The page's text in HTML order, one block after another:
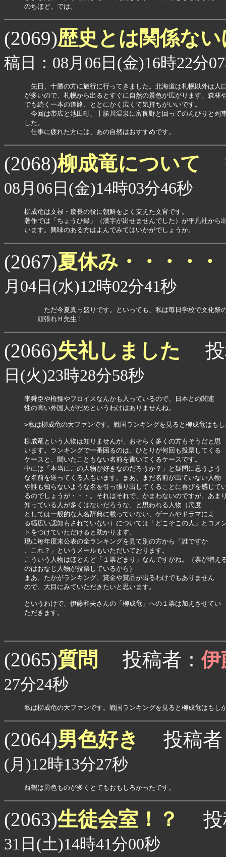
のちほど。では。
(2069)歴史とは関係な
稿日：08月06日(金)16時22分
先日、十勝の方に旅行に行ってきました。北海道は札幌以外は人
が多いので、札幌から出るとすぐに自然の景色が広がります。森林
でも続く一本の道路、ととにかく広くて気持ちがいいです。
今回は帯広と池田町、十勝川温泉に富良野と回ってのんびりと列
した。
仕事に疲れた方には、あの自然はおすすめです。
(2068)柳成竜について
08月06日(金)14時03分46秒
柳成竜は文禄・慶長の役に朝鮮をよく支えた文官です。
著作では「ちょうひ録」（漢字が出せませんでした）が平凡社から
います。興味のある方はよんでみてはいかがでしょうか。
(2067)夏休み・・・・
月04日(水)12時02分41秒
ただ今夏真っ盛りです。といっても、私は毎日学校で文化祭の
頑張れＨ先生！
(2066)失礼しました 投
日(火)23時28分58秒
李舜臣や権慄やフロイスなんかも入っているので、日本との関連
性の高い外国人がだめというわけはありませんね。
>私は柳成竜の大ファンです。戦国ランキングを見ると柳成竜はも
柳成竜という人物は知りませんが、おそらく多くの方もそうだと思
います。ランキングで一番困るのは、ひとりが何回も投票してくる
ケースと、聞いたこともない名前を書いてくるケースです。
中には「本当にこの人物が好きなのだろうか？」と疑問に思うよう
な名前を送ってくる人もいます。まあ、まだ名前が出ていない人物
や誰も知らないような名を引っ張り出してくることに喜びを感じて
るのでしょうが・・・。それはそれで、かまわないのですが、あま
知っている人が多くはないだろうな、と思われる人物（尺度
としては一般的な人名辞典に載っていない、ゲームやドラマによ
る幅広い認知もされていない）については「どこそこの人」とコメ
トをつけていただけると助かります。
現に毎年度末公表の全ランキングを見て別の方から「誰ですか
、これ？」というメールもいただいております。
こういう人物はほとんど「１票どまり」なんですがね。（票が増え
のはおなじ人物が投票しているから）
まあ、たかがランキング、賞金や賞品が出るわけでもありません
ので、大目にみていただきたいと思います。
というわけで、伊藤和夫さんの「柳成竜」への１票は加えさせてい
ただきます。
(2065)質問 投稿者：伊
27分24秒
私は柳成竜の大ファンです。戦国ランキングを見ると柳成竜はも
(2064)男色好き 投稿者
(月)12時13分27秒
西鶴は男色ものが多くとてもおもしろかったです。
(2063)生徒会室！？ 投
31日(土)14時41分00秒